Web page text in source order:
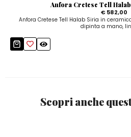
Anfora Cretese Tell
€ 582,00
Anfora Cretese Tell Halab Siria in
dipinta a mano,
Scopri anche